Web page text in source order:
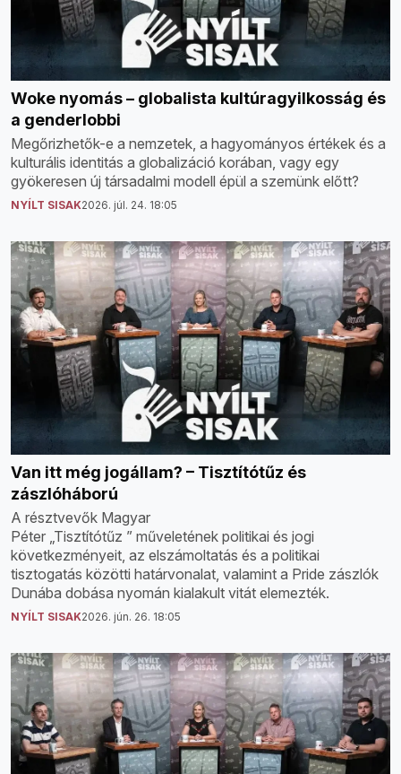
Woke nyomás – globalista kultúragyilkosság és
a genderlobbi
Megőrizhetők-e a nemzetek, a hagyományos értékek és a
kulturális identitás a globalizáció korában, vagy egy
gyökeresen új társadalmi modell épül a szemünk előtt?
NYÍLT SISAK2026. júl. 24. 18:05
Van itt még jogállam? – Tisztítótűz és
zászlóháború
A résztvevők Magyar
Péter „Tisztítótűz ” műveletének politikai és jogi
következményeit, az elszámoltatás és a politikai
tisztogatás közötti határvonalat, valamint a Pride zászlók
Dunába dobása nyomán kialakult vitát elemezték.
NYÍLT SISAK2026. jún. 26. 18:05